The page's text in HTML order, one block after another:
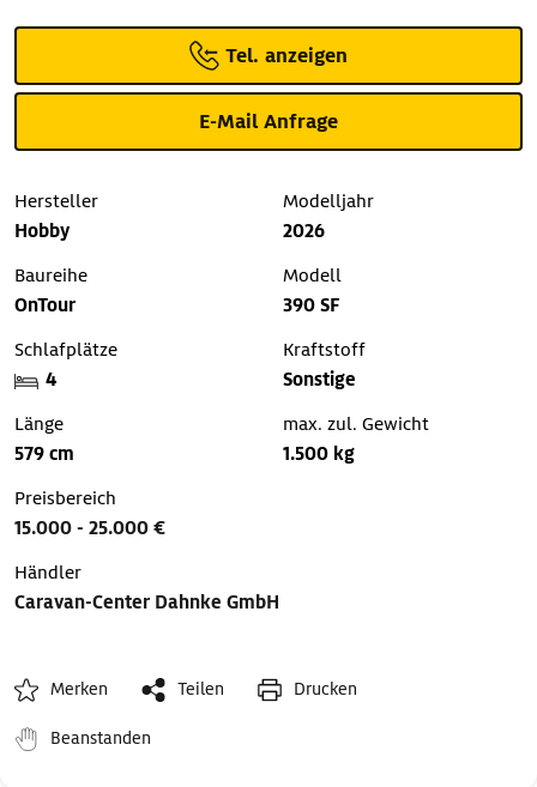
Tel. anzeigen
E-Mail Anfrage
Hersteller
Hobby
Modelljahr
2026
Baureihe
OnTour
Modell
390 SF
Schlafplätze
4
Kraftstoff
Sonstige
Länge
579 cm
max. zul. Gewicht
1.500 kg
Preisbereich
15.000 - 25.000 €
Händler
Caravan-Center Dahnke GmbH
Merken Teilen Drucken
Beanstanden